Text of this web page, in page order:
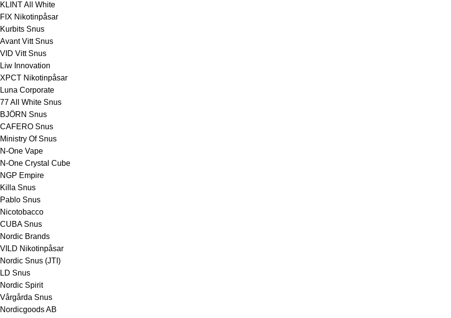
KLINT All White
FIX Nikotinpåsar
Kurbits Snus
Avant Vitt Snus
VID Vitt Snus
Liw Innovation
XPCT Nikotinpåsar
Luna Corporate
77 All White Snus
BJÖRN Snus
CAFERO Snus
Ministry Of Snus
N-One Vape
N-One Crystal Cube
NGP Empire
Killa Snus
Pablo Snus
Nicotobacco
CUBA Snus
Nordic Brands
VILD Nikotinpåsar
Nordic Snus (JTI)
LD Snus
Nordic Spirit
Vårgårda Snus
Nordicgoods AB